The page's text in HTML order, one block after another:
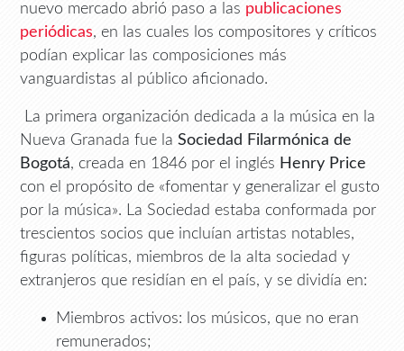
nuevo mercado abrió paso a las publicaciones
periódicas, en las cuales los compositores y críticos
podían explicar las composiciones más
vanguardistas al público aficionado.
La primera organización dedicada a la música en la
Nueva Granada fue laSociedad Filarmónica de
Bogotá, creada en 1846 por el inglés Henry Price
con el propósito de «fomentar y generalizar el gusto
por la música». La Sociedad estaba conformada por
trescientos socios que incluían artistas notables,
figuras políticas, miembros de la alta sociedad y
extranjeros que residían en el país, y se dividía en:
Miembros activos: los músicos, que no eran
remunerados;